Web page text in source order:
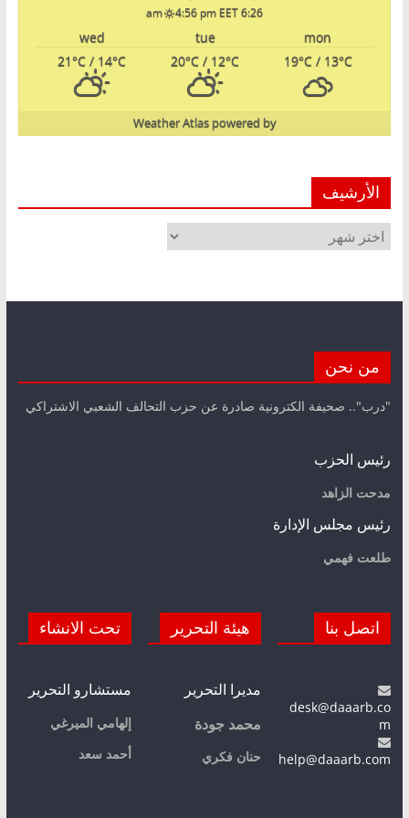
6:26 am
4:56 pm EET
mon
tue
wed
19°C/ 13°C
20°C / 12°C
21°C / 14°C
powered by
Weather Atlas
الأرشيف
الأرشيف
من نحن
"درب".. صحيفة الكترونية صادرة عن حزب التحالف الشعبي الاشتراكي
رئيس الحزب
مدحت الزاهد
رئيس مجلس الإدارة
طلعت فهمي
اتصل بنا
desk@daaarb.co
m
help@daaarb.com
هيئة التحرير
مديرا التحرير
محمد جودة
حنان فكري
تحت الانشاء
مستشارو التحرير
إلهامي الميرغي
أحمد سعد